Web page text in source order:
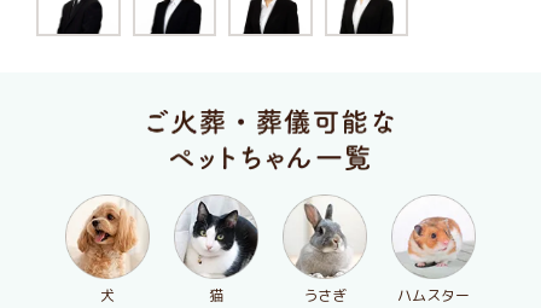
犬 猫 うさぎ ハムスター